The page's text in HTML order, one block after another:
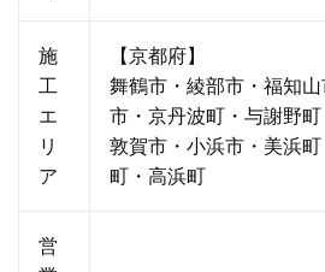
施
工
エ
リ
ア
【京都府】
舞鶴市・綾部市・福知
市・京丹波町・与謝野町
敦賀市・小浜市・美浜
町・高浜町
営